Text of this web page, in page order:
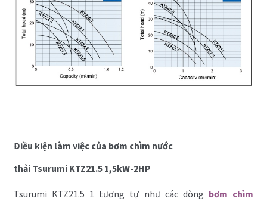
Điều kiện làm việc của bơm chìm nước
thải Tsurumi KTZ21.5 1,5kW-2HP
Tsurumi KTZ21.5 1 tương tự như các dòng bơm chìm